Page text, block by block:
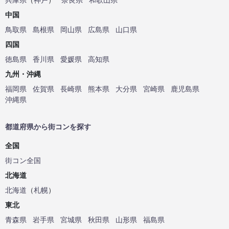
中国
鳥取県
島根県 岡山県 広島県
山口県
四国
徳島県
香川県 愛媛県
高知県
九州・沖縄
福岡県
佐賀県 長崎県 熊本県 大分県 宮崎県
鹿児島県
沖縄県
都道府県から街コンを探す
全国
街コン全国
北海道
北海道 （札幌）
東北
青森県
岩手県 宮城県 秋田県 山形県 福島県